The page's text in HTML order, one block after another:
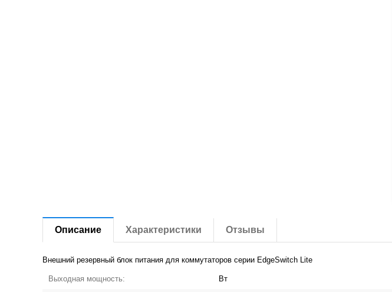
Описание Характеристики Отзывы
Внешний резервный блок питания для коммутаторов серии EdgeSwitch Lite
Выходная мощность: Вт